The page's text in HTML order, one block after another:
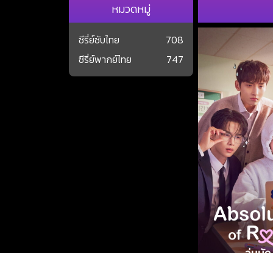
หมวดหมู่
ซีรี่ย์ซับไทย
708
ซีรี่ย์พากย์ไทย
747